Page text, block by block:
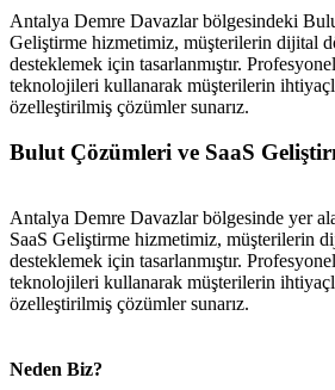
Antalya Demre Davazlar bölgesindeki
Geliştirme hizmetimiz, müşterilerin dijital
desteklemek için tasarlanmıştır.
teknolojileri kullanarak müşterilerin
özelleştirilmiş çözümler sunarız.
Bulut Çözümleri ve SaaS
Antalya Demre Davazlar bölgesinde yer
SaaS Geliştirme hizmetimiz, müşterilerin
desteklemek için tasarlanmıştır.
teknolojileri kullanarak müşterilerin
özelleştirilmiş çözümler sunarız.
Neden Biz?